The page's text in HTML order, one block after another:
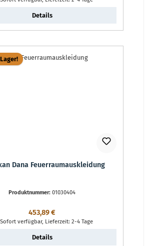
Details
Dana Feuerraumauskleidung
Produktnummer: 01030404
Regulärer Preis:
453,89 €
Sofort verfügbar, Lieferzeit: 2-4 Tage
Details